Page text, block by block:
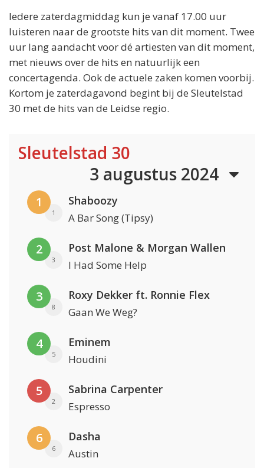
Iedere zaterdagmiddag kun je vanaf 17.00 uur
luisteren naar de grootste hits van dit moment. Twee
uur lang aandacht voor dé artiesten van dit moment,
met nieuws over de hits en natuurlijk een
concertagenda. Ook de actuele zaken komen voorbij.
Kortom je zaterdagavond begint bij de Sleutelstad
30 met de hits van de Leidse regio.
Sleutelstad 30
3 augustus 2024
1
1
Shaboozy
A Bar Song (Tipsy)
2
3
Post Malone & Morgan Wallen
I Had Some Help
3
8
Roxy Dekker ft. Ronnie Flex
Gaan We Weg?
4
5
Eminem
Houdini
5
2
Sabrina Carpenter
Espresso
6
6
Dasha
Austin